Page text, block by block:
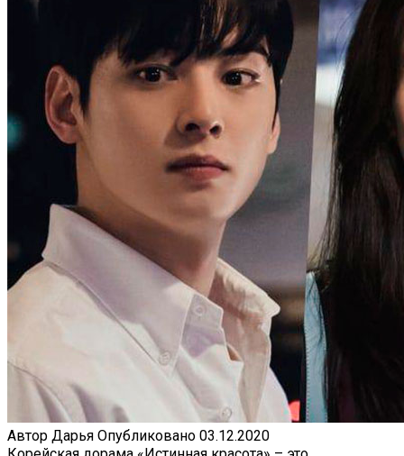
Автор Дарья Опубликовано 03.12.2020